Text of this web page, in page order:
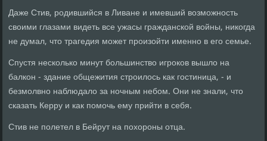
Даже Стив, родившийся в Ливане и имевший возможность
своими глазами видеть все ужасы гражданской войны, никогда
не думал, что трагедия может произойти именно в его семье.
Спустя несколько минут большинство игроков вышло на
балкон - здание общежития строилось как гостиница, - и
безмолвно наблюдало за ночным небом. Они не знали, что
сказать Керру и как помочь ему прийти в себя.
Стив не полетел в Бейрут на похороны отца.